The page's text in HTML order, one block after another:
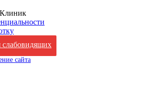
слабовидящих
сайта